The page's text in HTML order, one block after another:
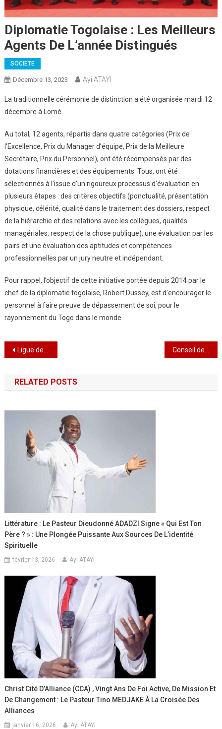
Diplomatie Togolaise : Les Meilleurs
Agents De L’année Distingués
SOCIETE
Décembre 13, 2023 Ayi ATAYI
La traditionnelle cérémonie de distinction a été organisée mardi 12
décembre à Lomé.
Au total, 12 agents, répartis dans quatre catégories (Prix de
l’Excellence, Prix du Manager d’équipe, Prix de la Meilleure
Secrétaire, Prix du Personnel), ont été récompensés par des
dotations financières et des équipements. Tous, ont été
sélectionnés à l’issue d’un rigoureux processus d’évaluation en
plusieurs étapes : des critères objectifs (ponctualité, présentation
physique, célérité, qualité dans le traitement des dossiers, respect
de la hiérarchie et des relations avec les collègues, qualités
managériales, respect de la chose publique), une évaluation par les
pairs et une évaluation des aptitudes et compétences
professionnelles par un jury neutre et indépendant.
Pour rappel, l’objectif de cette initiative portée depuis 2014 par le
chef de la diplomatie togolaise, Robert Dussey, est d’encourager le
personnel à faire preuve de dépassement de soi, pour le
rayonnement du Togo dans le monde.
Navigation
de
l’article
Ligue des champions: L’Equipe du PSG retient son souffle
RELATED POSTS
Littérature : Le Pasteur Dieudonné ADADZI Signe « Qui Est Ton
Père ? » : Une Plongée Puissante Aux Sources De L’identité
Spirituelle
février 13, 2026 Ayi ATAYI
Christ Cité D’Alliance (CCA) , Vingt Ans De Foi Active, De Mission Et
De Changement : Le Pasteur Tino MEDJAKE À La Croisée Des
Alliances
janvier 16, 2026 Ayi ATAYI